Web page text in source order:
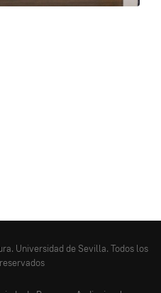
Universidad de Sevilla. Todos los